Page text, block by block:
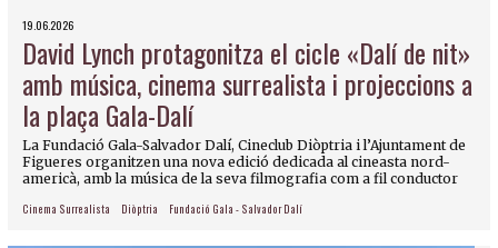
19.06.2026
David Lynch protagonitza el cicle «Dalí de nit»
amb música, cinema surrealista i projeccions a
la plaça Gala-Dalí
La Fundació Gala-Salvador Dalí, Cineclub Diòptria i l’Ajuntament de
Figueres organitzen una nova edició dedicada al cineasta nord-
americà, amb la música de la seva filmografia com a fil conductor
Cinema Surrealista Diòptria Fundació Gala - Salvador Dalí